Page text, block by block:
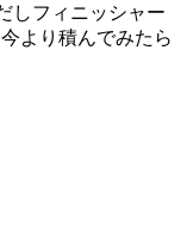
しフィニッシャー
より積んでみたら